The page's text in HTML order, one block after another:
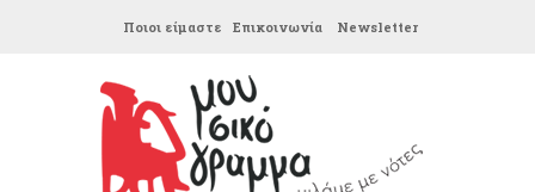
Ποιοι είμαστε Επικοινωνία Newsletter